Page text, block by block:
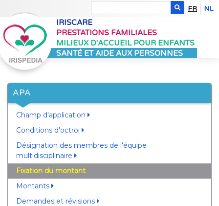
FR NL
IRISCARE
PRESTATIONS FAMILIALES
MILIEUX D'ACCUEIL POUR ENFANTS
SANTÉ ET AIDE AUX PERSONNES
APA
Champ d'application
Conditions d'octroi
Désignation des membres de l'équipe
multidisciplinaire
Fixation du montant
Montants
Demandes et révisions